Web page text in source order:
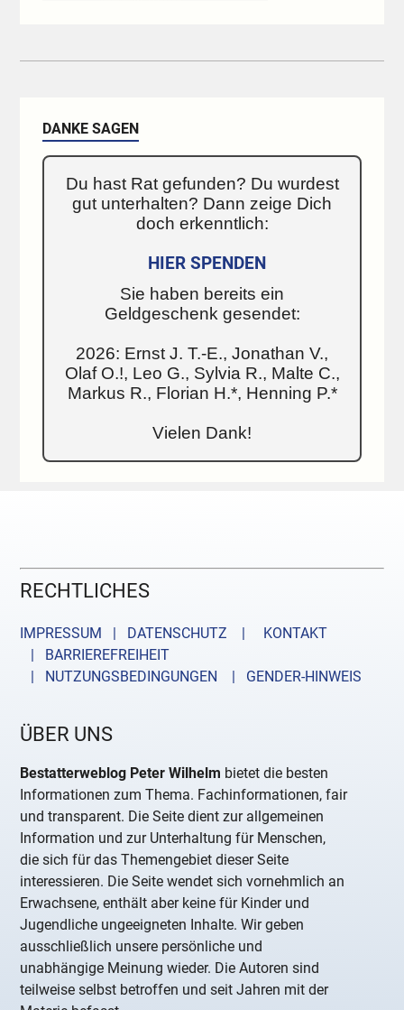
DANKE SAGEN
Du hast Rat gefunden? Du wurdest
gut unterhalten? Dann zeige Dich
doch erkenntlich:
HIER SPENDEN
Sie haben bereits ein
Geldgeschenk gesendet:
2026: Ernst J. T.-E., Jonathan V.,
Olaf O.!, Leo G., Sylvia R., Malte C.,
Markus R., Florian H.*, Henning P.*
Vielen Dank!
RECHTLICHES
IMPRESSUM | DATENSCHUTZ |
KONTAKT
| BARRIEREFREIHEIT
| NUTZUNGSBEDINGUNGEN
| GENDER-HINWEIS
ÜBER UNS
Bestatterweblog Peter Wilhelm bietet die besten
Informationen zum Thema. Fachinformationen, fair
und transparent. Die Seite dient zur allgemeinen
Information und zur Unterhaltung für Menschen,
die sich für das Themengebiet dieser Seite
interessieren. Die Seite wendet sich vornehmlich an
Erwachsene, enthält aber keine für Kinder und
Jugendliche ungeeigneten Inhalte. Wir geben
ausschließlich unsere persönliche und
unabhängige Meinung wieder. Die Autoren sind
teilweise selbst betroffen und seit Jahren mit der